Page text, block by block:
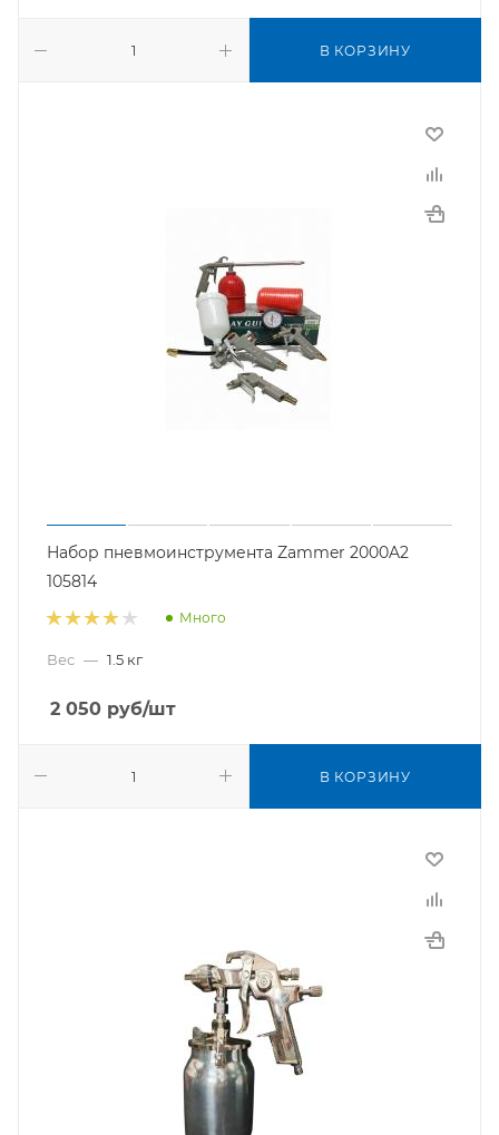
В КОРЗИНУ
Набор пневмоинструмента Zammer 2000A2
105814
Много
Вес — 1.5 кг
2 050 руб/шт
В КОРЗИНУ